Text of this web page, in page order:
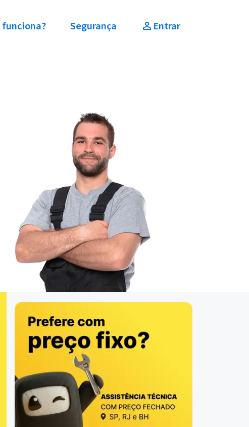
funciona? Segurança Entrar